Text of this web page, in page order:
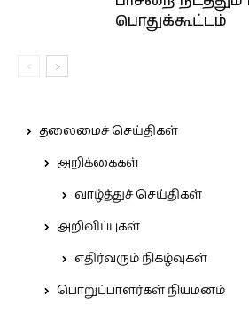
பொதுக்கூட்டம்
தலைமைச் செய்திகள்
அறிக்கைகள்
வாழ்த்துச் செய்திகள்
அறிவிப்புகள்
எதிர்வரும் நிகழ்வுகள்
பொறுப்பாளர்கள் நியமனம்